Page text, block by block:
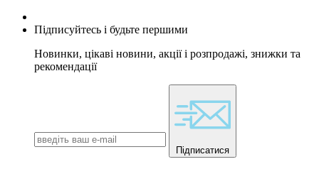
Підписуйтесь і будьте першими
Новинки, цікаві новини, акції і розпродажі, знижки та
рекомендації
Підписатися